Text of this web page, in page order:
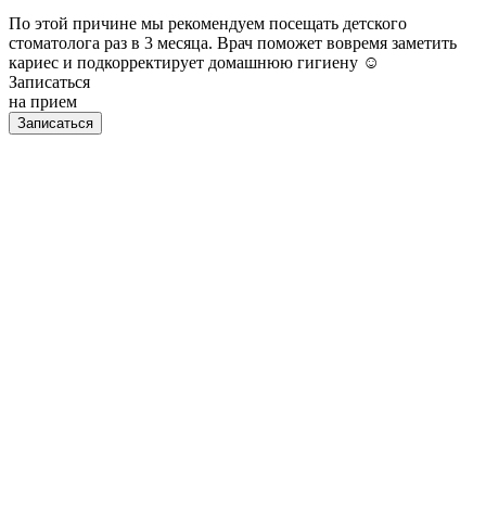
По этой причине мы рекомендуем посещать детского
стоматолога раз в 3 месяца. Врач поможет вовремя заметить
кариес и подкорректирует домашнюю гигиену ☺️
Записаться
на прием
Записаться